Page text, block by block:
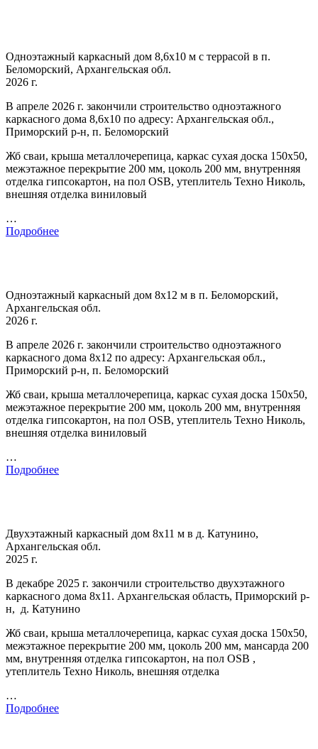
Одноэтажный каркасный дом 8,6х10 м с террасой в п.
Беломорский, Архангельская обл.
2026 г.
В апреле 2026 г. закончили строительство одноэтажного
каркасного дома 8,6х10 по адресу: Архангельская обл.,
Приморский р-н, п. Беломорский
Жб сваи, крыша металлочерепица, каркас сухая доска 150х50,
межэтажное перекрытие 200 мм, цоколь 200 мм, внутренняя
отделка гипсокартон, на пол OSB, утеплитель Техно Николь,
внешняя отделка виниловый
…
Подробнее
Одноэтажный каркасный дом 8х12 м в п. Беломорский,
Архангельская обл.
2026 г.
В апреле 2026 г. закончили строительство одноэтажного
каркасного дома 8х12 по адресу: Архангельская обл.,
Приморский р-н, п. Беломорский
Жб сваи, крыша металлочерепица, каркас сухая доска 150х50,
межэтажное перекрытие 200 мм, цоколь 200 мм, внутренняя
отделка гипсокартон, на пол OSB, утеплитель Техно Николь,
внешняя отделка виниловый
…
Подробнее
Двухэтажный каркасный дом 8х11 м в д. Катунино,
Архангельская обл.
2025 г.
В декабре 2025 г. закончили строительство двухэтажного
каркасного дома 8х11. Архангельская область, Приморский р-
н, д. Катунино
Жб сваи, крыша металлочерепица, каркас сухая доска 150х50,
межэтажное перекрытие 200 мм, цоколь 200 мм, мансарда 200
мм, внутренняя отделка гипсокартон, на пол OSB ,
утеплитель Техно Николь, внешняя отделка
…
Подробнее